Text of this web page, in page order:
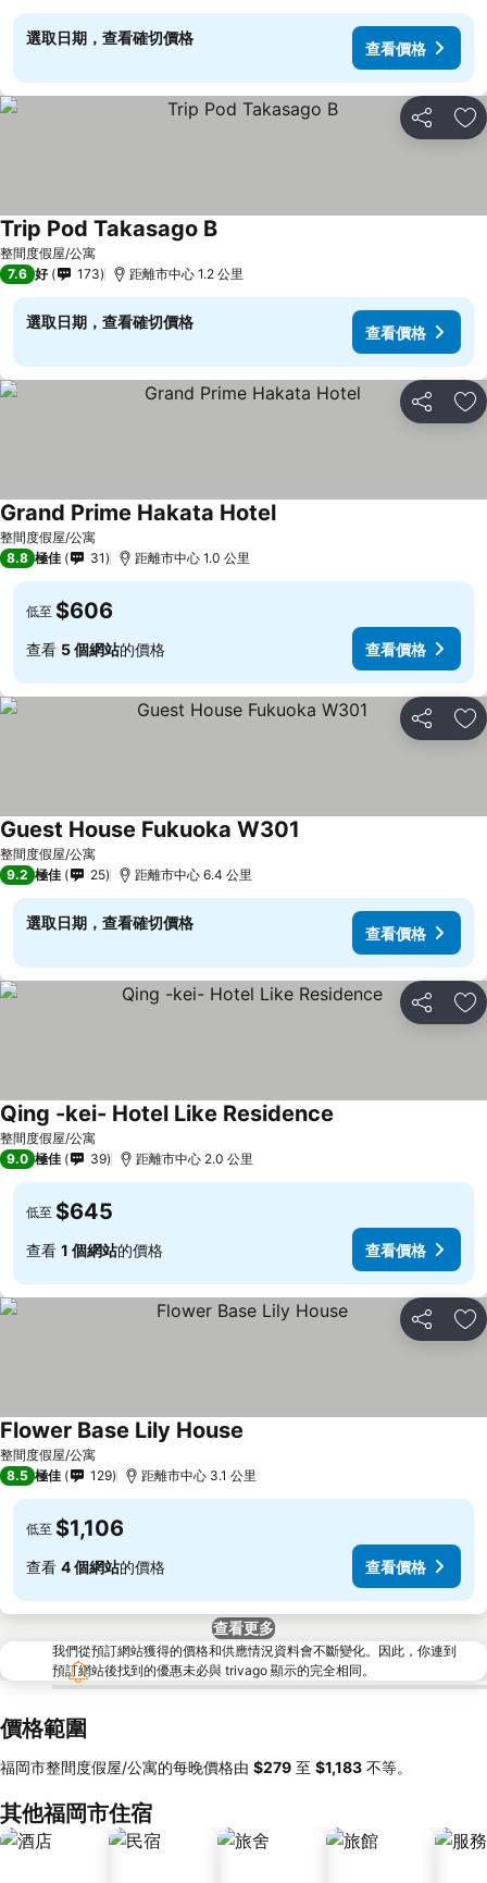
選取日期，查看確切價格
查看價格
分享 放
整間度假屋/公寓
Trip Pod Takasago B
7.6 好 173 距離市中心 1.2 公里
選取日期，查看確切價格
查看價格
分享 放
整間度假屋/公寓
Grand Prime Hakata Hotel
8.8 極佳 31 距離市中心 1.0 公里
低至 $606
查看 5 個網站的價格 查看價格
分享 放
整間度假屋/公寓
Guest House Fukuoka W301
9.2 極佳 25 距離市中心 6.4 公里
選取日期，查看確切價格
查看價格
分享 放
整間度假屋/公寓
Qing -kei- Hotel Like Residence
9.0 極佳 39 距離市中心 2.0 公里
低至 $645
查看 1 個網站的價格 查看價格
分享 放
整間度假屋/公寓
Flower Base Lily House
8.5 極佳 129 距離市中心 3.1 公里
低至 $1,106
查看 4 個網站的價格 查看價格
查看更多
我們從預訂網站獲得的價格和供應情況資料會不斷變化。因此，你連到
預訂網站後找到的優惠未必與 trivago 顯示的完全相同。
價格範圍
福岡市整間度假屋/公寓的每晚價格由 ‎$279 至 ‎$1,183 不等。
其他福岡市住宿